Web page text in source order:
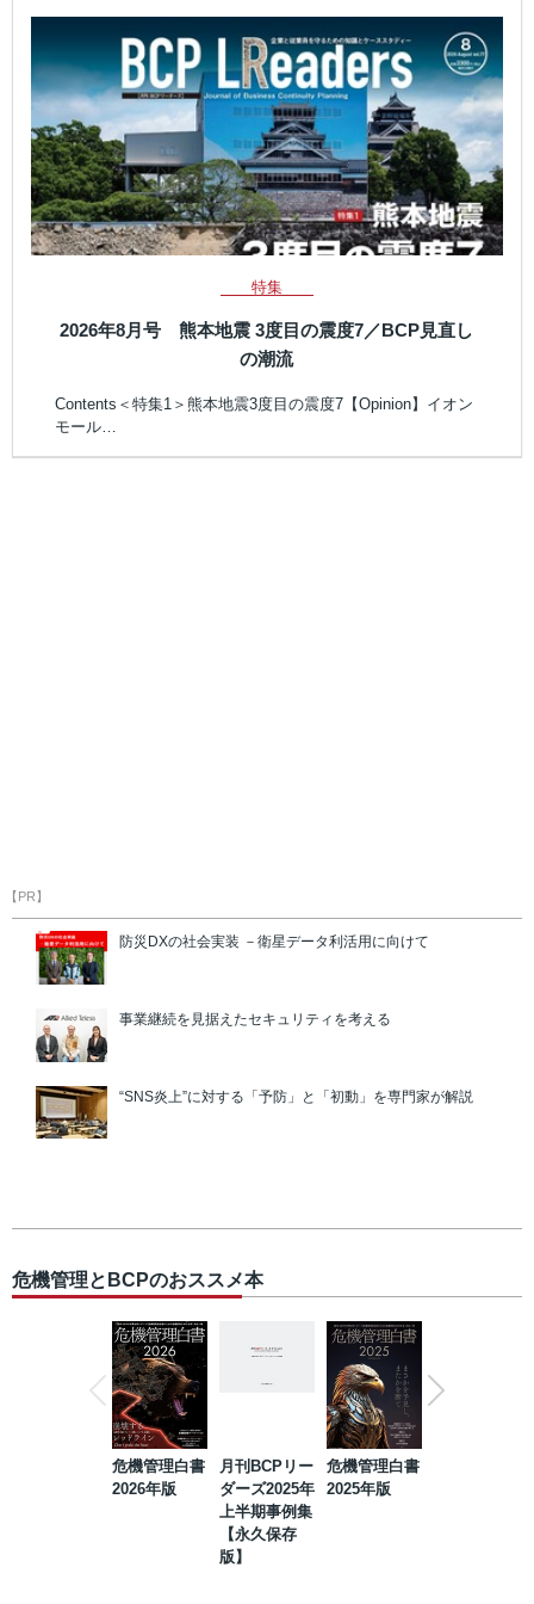
特集
2026年8月号 熊本地震 3度目の震度7／BCP見直し
の潮流
Contents＜特集1＞熊本地震3度目の震度7【Opinion】イオン
モール…
【PR】
防災DXの社会実装 －衛星データ利活用に向けて
事業継続を見据えたセキュリティを考える
“SNS炎上”に対する「予防」と「初動」を専門家が解説
危機管理とBCPのおススメ本
危機管理白書
2026年版
月刊BCPリー
ダーズ2025年
上半期事例集
【永久保存
版】
危機管理白書
2025年版